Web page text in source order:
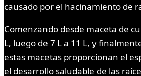
causado por el hacinamiento de
Comenzando desde maceta de
L, luego de 7 L a 11 L, y
estas macetas proporcionan el
el desarrollo saludable de las